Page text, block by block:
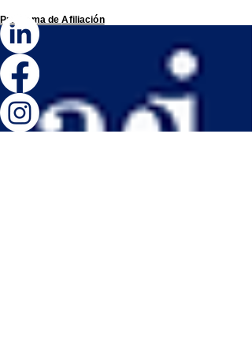
Programa deAfiliación